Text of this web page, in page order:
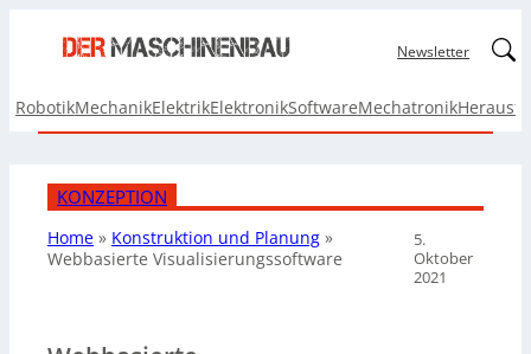
Newsletter
RobotikMechanikElektrikElektronikSoftwareMechatronik
KONZEPTION
Home » Konstruktion und Planung »
Webbasierte Visualisierungssoftware
5.
Oktober
2021